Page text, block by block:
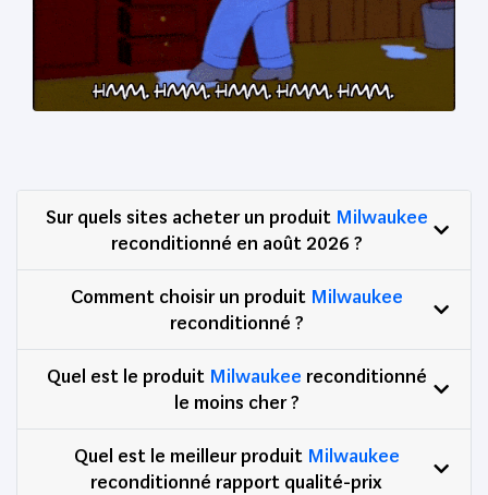
Sur quels sites acheter un produit Milwaukee
reconditionné en août 2026 ?
Comment choisir un produit Milwaukee
reconditionné ?
Quel est le produit Milwaukee reconditionné
le moins cher ?
Quel est le meilleur produit Milwaukee
reconditionné rapport qualité-prix